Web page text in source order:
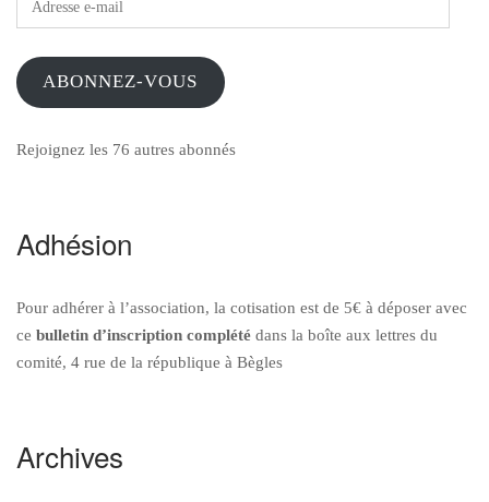
e-
ABONNEZ-VOUS
Rejoignez les 76 autres abonnés
Adhésion
Pour adhérer à l’association, la cotisation est de 5€ à déposer avec
ce bulletin d’inscription complété dans la boîte aux lettres du
comité, 4 rue de la république à Bègles
Archives